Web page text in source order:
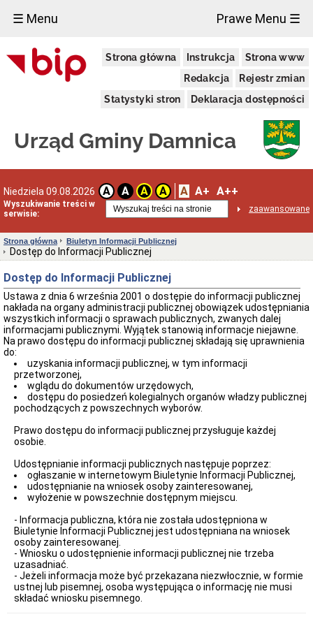
☰ Menu Prawe Menu ☰
Strona główna Instrukcja
Strona www
Redakcja
Rejestr zmian
Statystyki stron
Deklaracja dostępności
Urząd Gminy Damnica
Niedziela 09.08.2026 A A A A A A+ A++
Wyszukiwanie treści w
serwisie:
zaawansowane
Urząd
Gminy
Gmina
Dni
interesantów
w
sprawach
i
wniosków
dla
osób
niesłyszących
Organizacja
Urzędu
Regulamin
Organizacyjny
Urzędu
Statut
Gminy
Budżet
Konsultacje
Społeczne
nieodpłatnej
pomocy
prawnej
stanie
Gminy
Damnica
Strategia
rozwoju
gminy
Strona główna Biuletyn Informacji Publicznej
Dostęp do Informacji Publicznej
Dostęp do Informacji Publicznej
Ustawa z dnia 6 września 2001 o dostępie do informacji publicznej
nakłada na organy administracji publicznej obowiązek udostępniania
wszystkich informacji o sprawach publicznych, zwanych dalej
informacjami publicznymi. Wyjątek stanowią informacje niejawne.
Na prawo dostępu do informacji publicznej składają się uprawnienia
do:
uzyskania informacji publicznej, w tym informacji
przetworzonej,
wglądu do dokumentów urzędowych,
dostępu do posiedzeń kolegialnych organów władzy publicznej
pochodzących z powszechnych wyborów.
Prawo dostępu do informacji publicznej przysługuje każdej
osobie.
Udostępnianie informacji publicznych następuje poprzez:
ogłaszanie w internetowym Biuletynie Informacji Publicznej,
udostępnianie na wniosek osoby zainteresowanej,
wyłożenie w powszechnie dostępnym miejscu.
- Informacja publiczna, która nie została udostępniona w
Biuletynie Informacji Publicznej jest udostępniana na wniosek
osoby zainteresowanej.
- Wniosku o udostępnienie informacji publicznej nie trzeba
uzasadniać.
- Jeżeli informacja może być przekazana niezwłocznie, w formie
ustnej lub pisemnej, osoba występująca o informację nie musi
składać wniosku pisemnego.
×